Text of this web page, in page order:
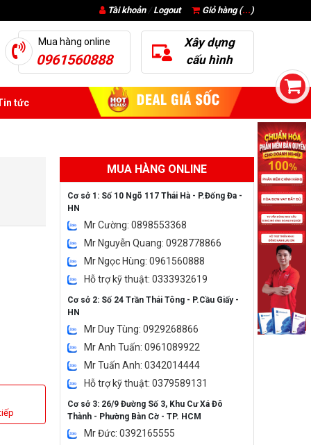
Giỏ hàng (...)
Tài khoản/ Logout
Mua hàng online
0961560888
Xây dựng
cấu hình
tức
MUA HÀNG ONLINE
Cơ sở 1: Số 10 Ngõ 117 Thái Hà - P.Đống Đa -
HN
Mr Cường: 0898553368
Mr Nguyễn Quang: 0928778866
Mr Ngọc Hùng: 0961560888
Hỗ trợ kỹ thuật: 0333932619
Cơ sở 2: Số 24 Trần Thái Tông - P.Cầu Giấy -
HN
Mr Duy Tùng: 0929268866
Mr Anh Tuấn: 0961089922
Mr Tuấn Anh: 0342014444
Hỗ trợ kỹ thuật: 0379589131
Cơ sở 3: 26/9 Đường Số 3, Khu Cư Xá Đô
Thành - Phường Bàn Cờ - TP. HCM
Mr Đức: 0392165555